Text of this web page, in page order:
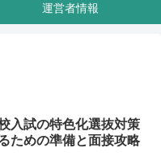
運営者情報
入試の特色化選抜対策
ための準備と面接攻略